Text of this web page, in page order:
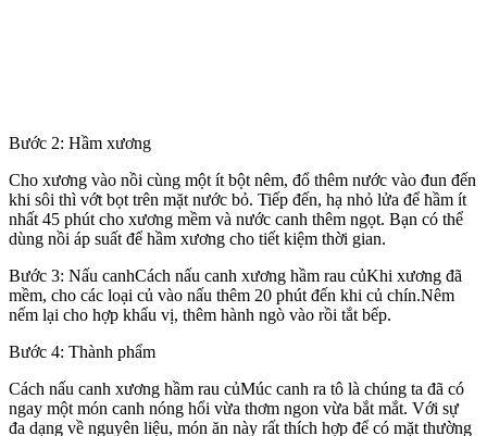
Bước 2: Hầm xương
Cho xương vào nồi cùng một ít bột nêm, đổ thêm nước vào đun đến
khi sôi thì vớt bọt trên mặt nước bỏ. Tiếp đến, hạ nhỏ lửa để hầm ít
nhất 45 phút cho xương mềm và nước canh thêm ngọt. Bạn có thể
dùng nồi áp suất để hầm xương cho tiết kiệm thời gian.
Bước 3: Nấu canhCách nấu canh xương hầm rau củKhi xương đã
mềm, cho các loại củ vào nấu thêm 20 phút đến khi củ chín.Nêm
nếm lại cho hợp khẩu vị, thêm hành ngò vào rồi tắt bếp.
Bước 4: Thành phẩm
Cách nấu canh xương hầm rau củMúc canh ra tô là chúng ta đã có
ngay một món canh nóng hổi vừa thơm ngon vừa bắt mắt. Với sự
đa dạng về nguyên liệu, món ăn này rất thích hợp để có mặt thường